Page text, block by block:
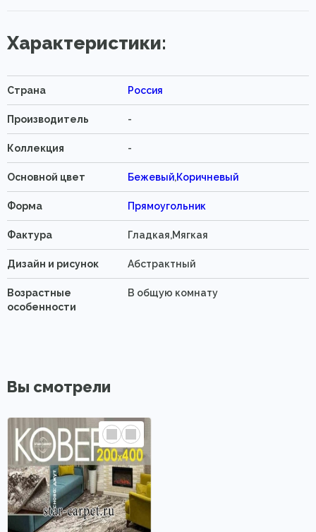
Характеристики:
Страна Россия
Производитель -
Коллекция -
Основной цвет Бежевый,Коричневый
Форма Прямоугольник
Фактура Гладкая,Мягкая
Дизайн и рисунок Абстрактный
Возрастные
особенности
В общую комнату
Вы смотрели